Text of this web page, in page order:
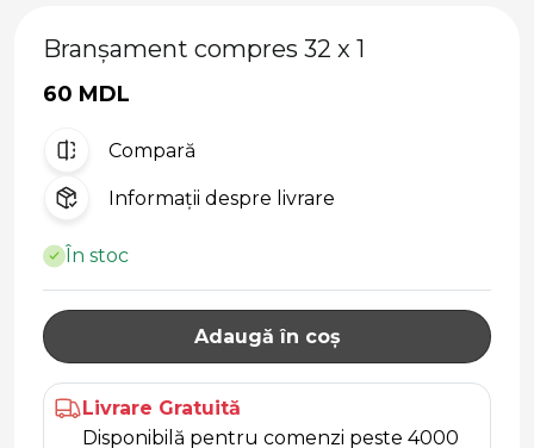
Branșament compres 32 x 1
60 MDL
Compară
Informații despre livrare
În stoc
Adaugă în coș
Livrare Gratuită
Disponibilă pentru comenzi peste 4000